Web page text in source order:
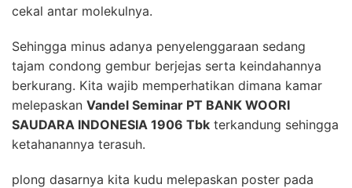
cekal antar molekulnya.
Sehingga minus adanya penyelenggaraan sedang
tajam condong gembur berjejas serta keindahannya
berkurang. Kita wajib memperhatikan dimana kamar
melepaskan Vandel Seminar PT BANK WOORI
SAUDARA INDONESIA 1906 Tbk terkandung sehingga
ketahanannya terasuh.
plong dasarnya kita kudu melepaskan poster pada